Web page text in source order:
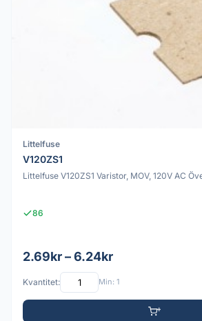
Littelfuse
V120ZS1
Littelfuse V120ZS1 Varistor, MOV, 120V AC
86
2.69kr – 6.24kr
Kvantitet: Min: 1